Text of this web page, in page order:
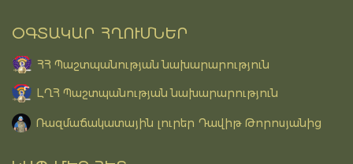
ՕԳՏԱԿԱՐ ՀՂՈՒՄՆԵՐ
ՀՀ Պաշտպանության նախարարություն
ԼՂՀ Պաշտպանության նախարարություն
Ռազմաճակատային լուրեր Դավիթ Թորոսյանից